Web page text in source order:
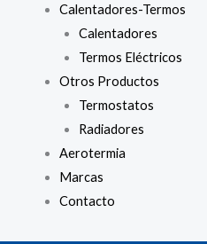
Calentadores-Termos
Calentadores
Termos Eléctricos
Otros Productos
Termostatos
Radiadores
Aerotermia
Marcas
Contacto